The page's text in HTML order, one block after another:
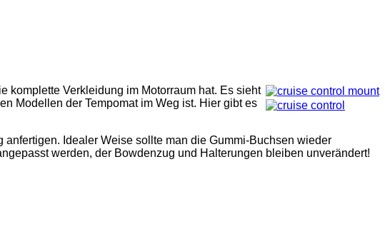
komplette Verkleidung im Motorraum hat. Es sieht
Modellen der Tempomat im Weg ist. Hier gibt es
Idealer Weise sollte man die Gummi-Buchsen wieder
werden, der Bowdenzug und Halterungen bleiben unverändert!